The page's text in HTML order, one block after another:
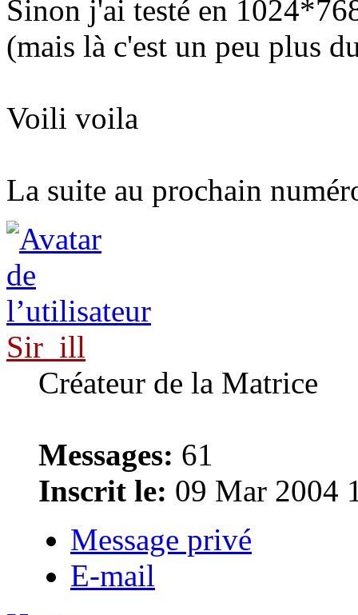
Sinon j'ai testé en
(mais là c'est un peu plus
Voili voila
La suite au prochain
Sir_ill
Créateur de la Matrice
Messages: 61
Inscrit le: 09 Mar 2004
Message privé
E-mail